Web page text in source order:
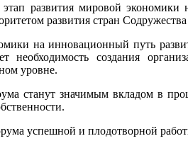
развития мировой экономики
развития стран
на инновационный путь
необходимость создания
уровне.
станут значимым вкладом в
успешной и плодотворной